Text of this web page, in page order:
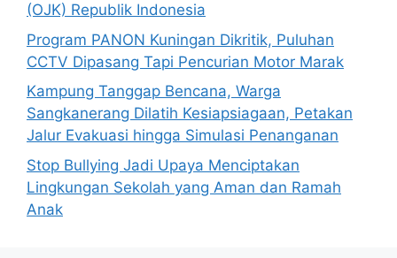
(OJK) Republik Indonesia
Program PANON Kuningan Dikritik, Puluhan
CCTV Dipasang Tapi Pencurian Motor Marak
Kampung Tanggap Bencana, Warga
Sangkanerang Dilatih Kesiapsiagaan, Petakan
Jalur Evakuasi hingga Simulasi Penanganan
Stop Bullying Jadi Upaya Menciptakan
Lingkungan Sekolah yang Aman dan Ramah
Anak